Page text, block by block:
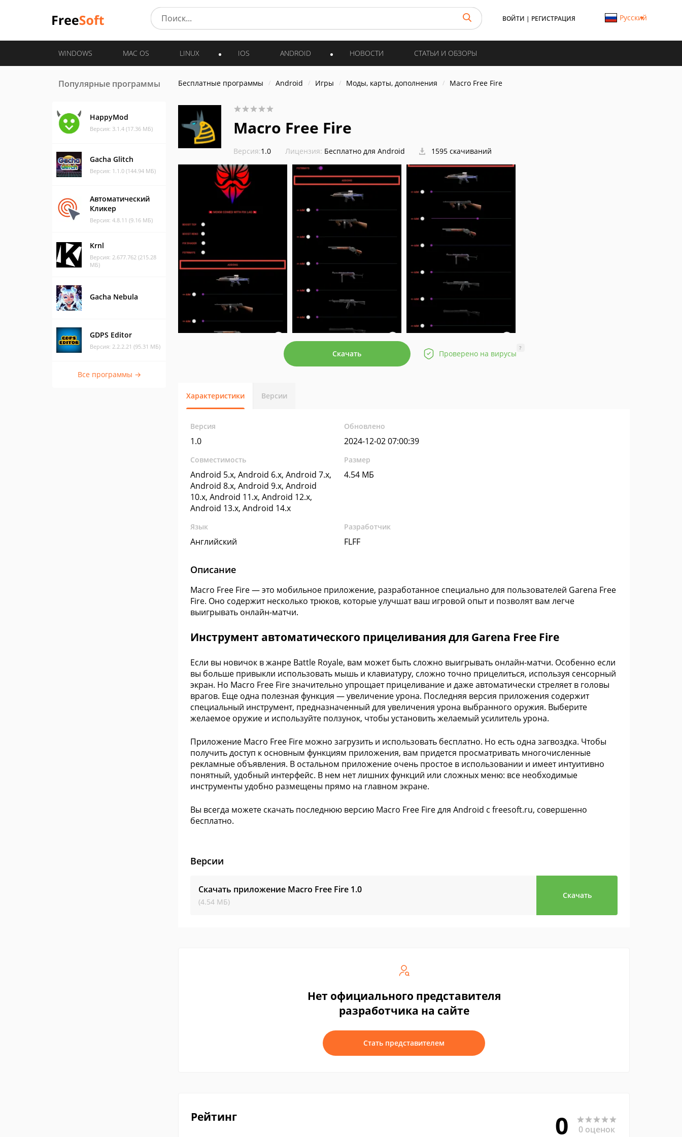
ВОЙТИ | РЕГИСТРАЦИЯ Русский
WINDOWS MAC OS LINUX IOS ANDROID НОВОСТИ СТАТЬИ И ОБЗОРЫ
Популярные программы
HappyMod
Версия: 3.1.4 (17.36 МБ)
Gacha Glitch
Версия: 1.1.0 (144.94 МБ)
Автоматический
Кликер
Версия: 4.8.11 (9.16 МБ)
Krnl
Версия: 2.677.762 (215.28
МБ)
Gacha Nebula
GDPS Editor
Версия: 2.2.2.21 (95.31 МБ)
Все программы →
Бесплатные программы Android Игры Моды, карты, дополнения Macro Free Fire
Macro Free Fire
Версия:1.0 Лицензия: Бесплатно для Android 1595 скачиваний
Скачать Проверено на вирусы
?
Характеристики Версии
Версия
1.0
Обновлено
2024-12-02 07:00:39
Совместимость
Android 5.x, Android 6.x, Android 7.x,
Android 8.x, Android 9.x, Android
10.x, Android 11.x, Android 12.x,
Android 13.x, Android 14.x
Размер
4.54 МБ
Язык
Английский
Разработчик
FLFF
Описание
Macro Free Fire — это мобильное приложение, разработанное специально для пользователей Garena Free
Fire. Оно содержит несколько трюков, которые улучшат ваш игровой опыт и позволят вам легче
выигрывать онлайн-матчи.
Инструмент автоматического прицеливания для Garena Free Fire
Если вы новичок в жанре Battle Royale, вам может быть сложно выигрывать онлайн-матчи. Особенно если
вы больше привыкли использовать мышь и клавиатуру, сложно точно прицелиться, используя сенсорный
экран. Но Macro Free Fire значительно упрощает прицеливание и даже автоматически стреляет в головы
врагов. Еще одна полезная функция — увеличение урона. Последняя версия приложения содержит
специальный инструмент, предназначенный для увеличения урона выбранного оружия. Выберите
желаемое оружие и используйте ползунок, чтобы установить желаемый усилитель урона.
Приложение Macro Free Fire можно загрузить и использовать бесплатно. Но есть одна загвоздка. Чтобы
получить доступ к основным функциям приложения, вам придется просматривать многочисленные
рекламные объявления. В остальном приложение очень простое в использовании и имеет интуитивно
понятный, удобный интерфейс. В нем нет лишних функций или сложных меню: все необходимые
инструменты удобно размещены прямо на главном экране.
Вы всегда можете скачать последнюю версию Macro Free Fire для Android с freesoft.ru, совершенно
бесплатно.
Версии
Скачать приложение Macro Free Fire 1.0
(4.54 МБ)
Скачать
Нет официального представителя
разработчика на сайте
Стать представителем
Рейтинг 0 0 оценок